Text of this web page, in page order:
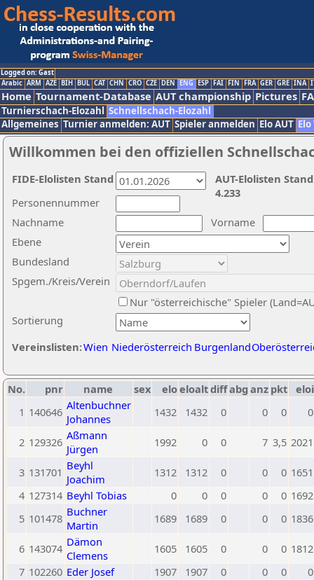
Logged on: Gast
Arabic ARM AZE BIH BUL CAT CHN CRO CZE DEN ENG ESP FAI FIN FRA GER GRE INA
Home Tournament-Database AUT championship Pictures
Turnierschach-Elozahl Schnellschach-Elozahl
Allgemeines Turnier anmelden: AUT Spieler anmelden Elo AUT
Willkommen bei den offiziellen
Nachname
Vorname
Ebene
Sortierung
Personennummer
Bundesland
Spgem./Kreis/Verein
Nur "österreichische" Spieler
Vereinslisten:Wien Niederösterreich Burgenland
AUT-Elolisten
4.233
FIDE-Elolisten Stand
No. pnr name sex eloeloaltdiffabg anz pkt eloi
1 140646 Altenbuchner
Johannes
1432 1432 0 0 0 0
2 129326 Aßmann
Jürgen
1992 0 0 7 3,5 2021
3 131701 Beyhl
Joachim
1312 1312 0 0 0 1651
4 127314 Beyhl Tobias 0 0 0 0 0 1692
5 101478 Buchner
Martin
1689 1689 0 0 0 1836
6 143074 Dämon
Clemens
1605 1605 0 0 0 1812
7 102260 Eder Josef 1907 1907 0 0 0
0